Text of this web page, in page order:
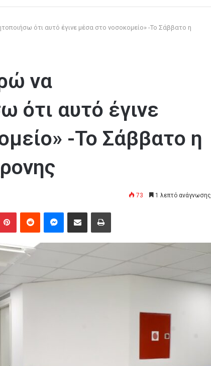
ότι αυτό έγινε μέσα στο νοσοκομείο» -Το Σάββατο η
να
ότι αυτό έγινε
-Το Σάββατο η
73 1 λεπτό ανάγνωσης